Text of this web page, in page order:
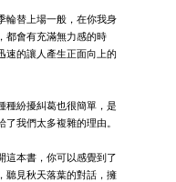
輪替上場一般，在你我身
都會有充滿無力感的時
速的讓人產生正面向上的
種紛擾糾葛也很簡單，是
我們太多複雜的理由。
這本書，你可以感覺到了
聽見秋天落葉的對話，擁